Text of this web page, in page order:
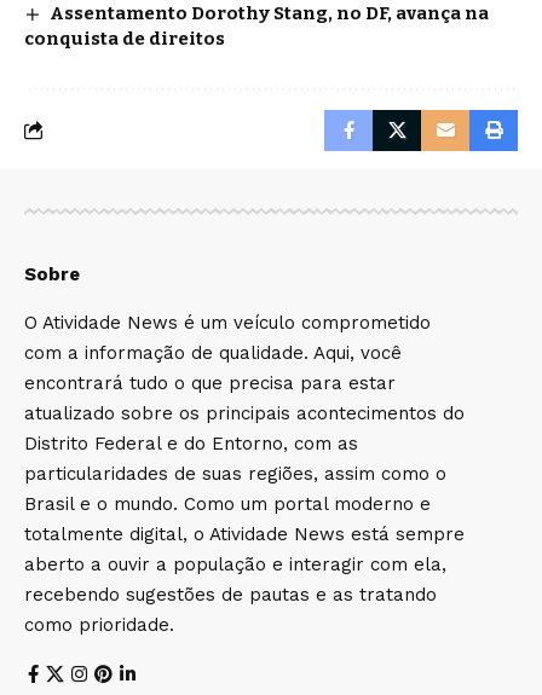
Assentamento Dorothy Stang, no DF, avança na
conquista de direitos
Sobre
O Atividade News é um veículo comprometido
com a informação de qualidade. Aqui, você
encontrará tudo o que precisa para estar
atualizado sobre os principais acontecimentos do
Distrito Federal e do Entorno, com as
particularidades de suas regiões, assim como o
Brasil e o mundo. Como um portal moderno e
totalmente digital, o Atividade News está sempre
aberto a ouvir a população e interagir com ela,
recebendo sugestões de pautas e as tratando
como prioridade.